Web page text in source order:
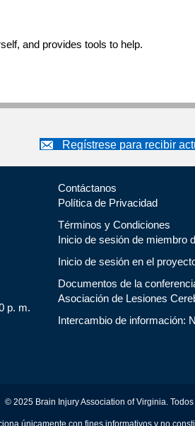
and provides tools to help.
Regístrese para recibir
p. m.
Contáctanos
Política de Privacidad
Términos y Condiciones
Inicio de sesión de miembro
Inicio de sesión en el
Documentos de la
Asociación de Lesiones
Intercambio de información:
© 2025 Brain Injury Association of Virginia.
únicamente con fines informativos y no